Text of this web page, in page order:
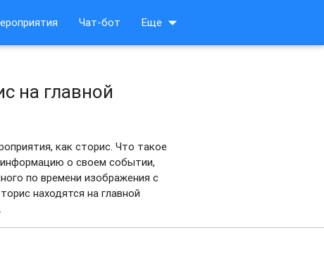
Чат-бот Ещеarrow_drop_down
на главной
как сторис. Что такое
о своем событии,
по времени изображения с
находятся на главной